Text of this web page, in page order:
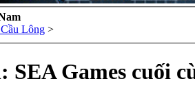
Lông >
Games cuối